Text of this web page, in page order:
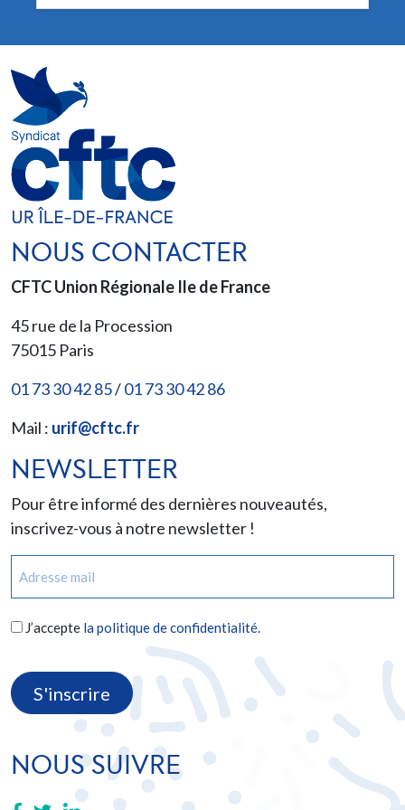
NOUS CONTACTER
CFTC Union Régionale Ile de France
45 rue de la Procession
75015 Paris
01 73 30 42 85/01 73 30 42 86
Mail : urif@cftc.fr
NEWSLETTER
Pour être informé des dernières nouveautés,
inscrivez-vous à notre newsletter !
mail
RGPD
J’accepte la politique de confidentialité.
NOUS SUIVRE